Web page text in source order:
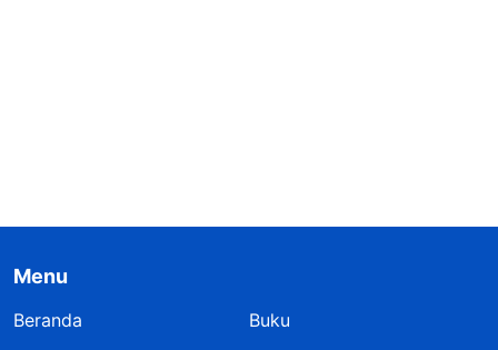
Menu
Beranda
Buku